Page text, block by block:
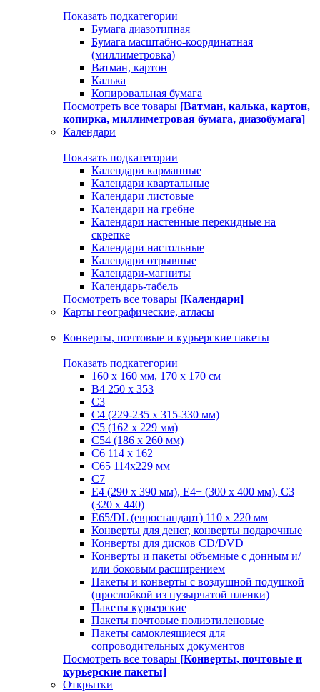
Показать подкатегории
Бумага диазотипная
Бумага масштабно-координатная
(миллиметровка)
Ватман, картон
Калька
Копировальная бумага
Посмотреть все товары [Ватман, калька, картон,
копирка, миллиметровая бумага, диазобумага]
Календари
Показать подкатегории
Календари карманные
Календари квартальные
Календари листовые
Календари на гребне
Календари настенные перекидные на
скрепке
Календари настольные
Календари отрывные
Календари-магниты
Календарь-табель
Посмотреть все товары [Календари]
Карты географические, атласы
Конверты, почтовые и курьерские пакеты
Показать подкатегории
160 х 160 мм, 170 х 170 см
B4 250 х 353
C3
C4 (229-235 х 315-330 мм)
C5 (162 х 229 мм)
C54 (186 x 260 мм)
C6 114 х 162
C65 114х229 мм
C7
Е4 (290 х 390 мм), E4+ (300 х 400 мм), С3
(320 х 440)
Е65/DL (евростандарт) 110 х 220 мм
Конверты для денег, конверты подарочные
Конверты для дисков CD/DVD
Конверты и пакеты объемные с донным и/
или боковым расширением
Пакеты и конверты с воздушной подушкой
(прослойкой из пузырчатой пленки)
Пакеты курьерские
Пакеты почтовые полиэтиленовые
Пакеты самоклеящиеся для
сопроводительных документов
Посмотреть все товары [Конверты, почтовые и
курьерские пакеты]
Открытки